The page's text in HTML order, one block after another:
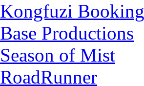
Kongfuzi Booking
Base Productions
Season of Mist
RoadRunner